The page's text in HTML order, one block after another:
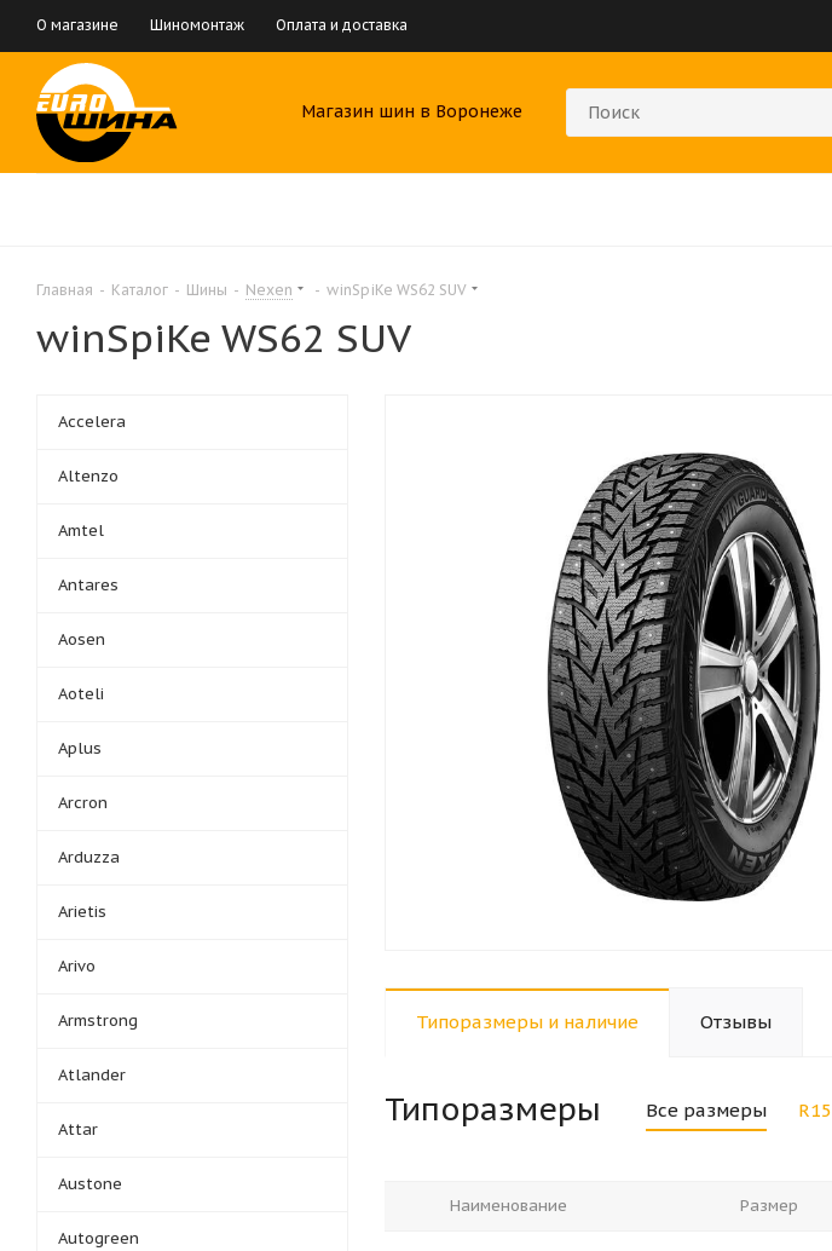
О магазине Шиномонтаж Оплата и доставка
Магазин шин в Воронеже
Главная - Каталог - Шины - Nexen - winSpiKe WS62 SUV
winSpiKe WS62 SUV
Типоразмеры и наличие Отзывы
Типоразмеры Все размеры R15
Наименование Размер
Accelera
Altenzo
Amtel
Antares
Aosen
Aoteli
Aplus
Arcron
Arduzza
Arietis
Arivo
Armstrong
Atlander
Attar
Austone
Autogreen